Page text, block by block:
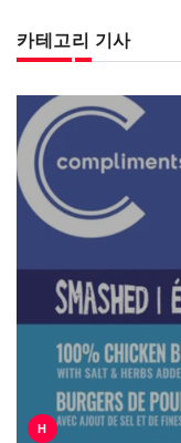
카테고리 기사
H